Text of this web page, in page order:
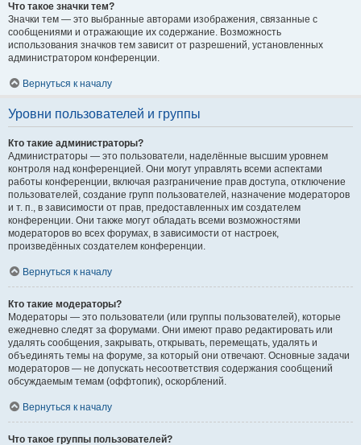
Что такое значки тем?
Значки тем — это выбранные авторами изображения, связанные с
сообщениями и отражающие их содержание. Возможность
использования значков тем зависит от разрешений, установленных
администратором конференции.
Вернуться к началу
Уровни пользователей и группы
Кто такие администраторы?
Администраторы — это пользователи, наделённые высшим уровнем
контроля над конференцией. Они могут управлять всеми аспектами
работы конференции, включая разграничение прав доступа, отключение
пользователей, создание групп пользователей, назначение модераторов
и т. п., в зависимости от прав, предоставленных им создателем
конференции. Они также могут обладать всеми возможностями
модераторов во всех форумах, в зависимости от настроек,
произведённых создателем конференции.
Вернуться к началу
Кто такие модераторы?
Модераторы — это пользователи (или группы пользователей), которые
ежедневно следят за форумами. Они имеют право редактировать или
удалять сообщения, закрывать, открывать, перемещать, удалять и
объединять темы на форуме, за который они отвечают. Основные задачи
модераторов — не допускать несоответствия содержания сообщений
обсуждаемым темам (оффтопик), оскорблений.
Вернуться к началу
Что такое группы пользователей?